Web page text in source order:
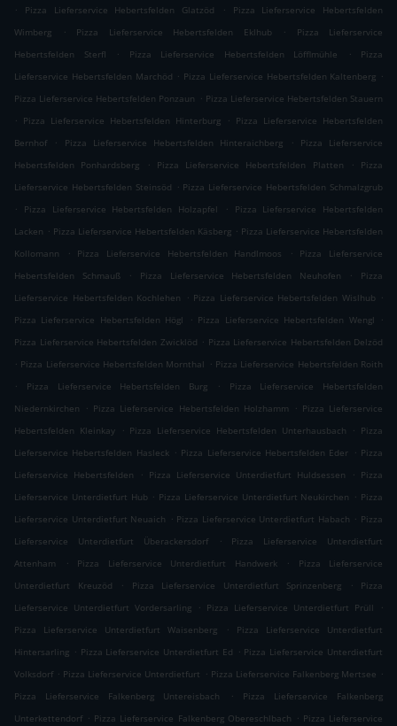
.
Pizza Lieferservice Hebertsfelden Glatzöd .
Pizza Lieferservice Hebertsfelden
Wimberg
. Pizza Lieferservice Hebertsfelden Eklhub .
Pizza Lieferservice
Hebertsfelden Sterfl
. Pizza Lieferservice Hebertsfelden Löfflmühle .
Pizza
Lieferservice Hebertsfelden Marchöd . Pizza Lieferservice Hebertsfelden Kaltenberg .
Pizza Lieferservice Hebertsfelden Ponzaun . Pizza Lieferservice Hebertsfelden Stauern
. Pizza Lieferservice Hebertsfelden Hinterburg . Pizza Lieferservice Hebertsfelden
Bernhof
. Pizza Lieferservice Hebertsfelden Hinteraichberg .
Pizza Lieferservice
Hebertsfelden Ponhardsberg
. Pizza Lieferservice Hebertsfelden Platten .
Pizza
Lieferservice Hebertsfelden Steinsöd . Pizza Lieferservice Hebertsfelden Schmalzgrub
.
Pizza Lieferservice Hebertsfelden Holzapfel .
Pizza Lieferservice Hebertsfelden
Lacken . Pizza Lieferservice Hebertsfelden Käsberg . Pizza Lieferservice Hebertsfelden
Kollomann
. Pizza Lieferservice Hebertsfelden Handlmoos .
Pizza Lieferservice
Hebertsfelden Schmauß
. Pizza Lieferservice Hebertsfelden Neuhofen .
Pizza
Lieferservice Hebertsfelden Kochlehen
. Pizza Lieferservice Hebertsfelden Wislhub .
Pizza Lieferservice Hebertsfelden Högl
. Pizza Lieferservice Hebertsfelden Wengl
.
Pizza Lieferservice Hebertsfelden Zwicklöd . Pizza Lieferservice Hebertsfelden Delzöd
. Pizza Lieferservice Hebertsfelden Mornthal . Pizza Lieferservice Hebertsfelden Roith
.
Pizza Lieferservice Hebertsfelden Burg .
Pizza Lieferservice Hebertsfelden
Niedernkirchen
. Pizza Lieferservice Hebertsfelden Holzhamm . Pizza Lieferservice
Hebertsfelden Kleinkay
. Pizza Lieferservice Hebertsfelden Unterhausbach . Pizza
Lieferservice Hebertsfelden Hasleck . Pizza Lieferservice Hebertsfelden Eder . Pizza
Lieferservice Hebertsfelden
. Pizza Lieferservice Unterdietfurt Huldsessen . Pizza
Lieferservice Unterdietfurt Hub . Pizza Lieferservice Unterdietfurt Neukirchen . Pizza
Lieferservice Unterdietfurt Neuaich . Pizza Lieferservice Unterdietfurt Habach . Pizza
Lieferservice Unterdietfurt Überackersdorf
.
Pizza Lieferservice Unterdietfurt
Attenham
. Pizza Lieferservice Unterdietfurt Handwerk .
Pizza Lieferservice
Unterdietfurt Kreuzöd
. Pizza Lieferservice Unterdietfurt Sprinzenberg .
Pizza
Lieferservice Unterdietfurt Vordersarling
. Pizza Lieferservice Unterdietfurt Prüll
.
Pizza Lieferservice Unterdietfurt Waisenberg
.
Pizza Lieferservice Unterdietfurt
Hintersarling . Pizza Lieferservice Unterdietfurt Ed . Pizza Lieferservice Unterdietfurt
Volksdorf . Pizza Lieferservice Unterdietfurt . Pizza Lieferservice Falkenberg Mertsee .
Pizza Lieferservice Falkenberg Untereisbach
.
Pizza Lieferservice Falkenberg
Unterkettendorf . Pizza Lieferservice Falkenberg Obereschlbach . Pizza Lieferservice